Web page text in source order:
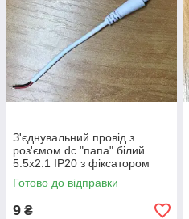
З'єднувальний провід з
роз'ємом dc "папа" білий
5.5х2.1 IP20 з фіксатором
Код.59193
Готово до відправки
9 ₴